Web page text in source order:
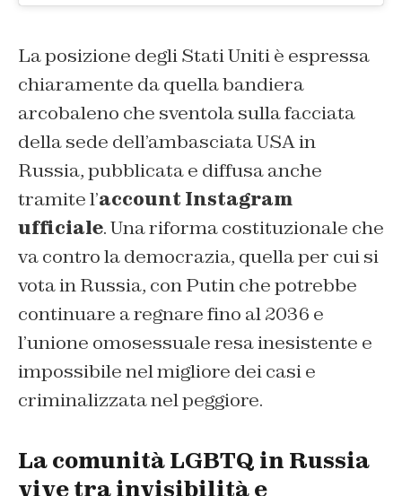
La posizione degli Stati Uniti è espressa
chiaramente da quella bandiera
arcobaleno che sventola sulla facciata
della sede dell’ambasciata USA in
Russia, pubblicata e diffusa anche
tramite l’account Instagram
ufficiale. Una riforma costituzionale che
va contro la democrazia, quella per cui si
vota in Russia, con Putin che potrebbe
continuare a regnare fino al 2036 e
l’unione omosessuale resa inesistente e
impossibile nel migliore dei casi e
criminalizzata nel peggiore.
La comunità LGBTQ in Russia
vive tra invisibilità e